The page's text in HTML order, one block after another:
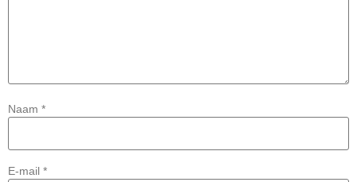
Naam *
E-mail *